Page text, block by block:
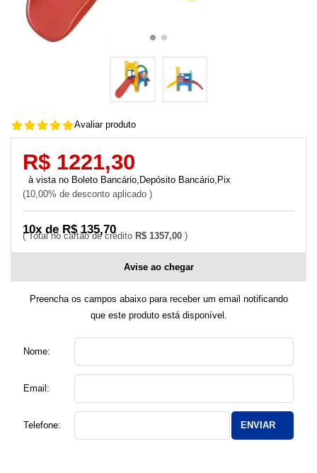
Avaliar produto
R$ 1357,00
10x de R$ 135,70
R$ 1221,30
10,00% de desconto aplicado
Boleto Bancário,Depósito Bancário,Pix
Avise ao chegar
Preencha os campos abaixo para receber um email notificando
que este produto está disponível.
Nome:
Email:
Telefone: ENVIAR